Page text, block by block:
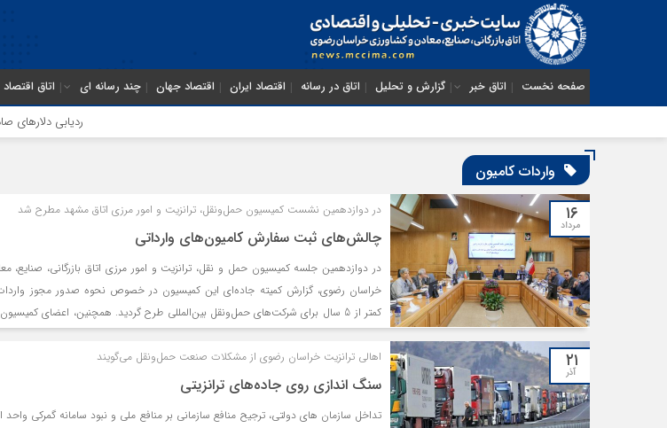
صفحه نخست اتاق خبر گزارش و تحلیل اتاق در رسانه اقتصاد ایران اقتصاد جهان چند رسانه ای اتاق اقتصاد
ردیابی دلارهای
واردات کامیون
۱۶
مرداد
در دوازدهمین نشست کمیسیون حمل‌ونقل، ترانزیت و امور مرزی اتاق مشهد مطرح شد
چالش‌های ثبت سفارش کامیون‌های وارداتی
در دوازدهمین جلسه کمیسیون حمل و نقل، ترانزیت و امور مرزی اتاق بازرگانی، صنایع،
خراسان رضوی، گزارش کمیته جاده‌ای این کمیسیون در خصوص نحوه صدور مجوز واردات
کمتر از 5 سال برای شرکت‌های حمل‌ونقل بین‌المللی طرح گردید. همچنین، اعضای
هیات افغانستانی به مشهد در خصوص نحوه همکاری در حوزه‌های سوخت و ترانزیت، به
پیشنهاد پرداختند.
۲۱
آذر
اهالی ترانزیت خراسان رضوی از مشکلات صنعت حمل‌ونقل می‌گویند
سنگ اندازی روی جاده‌های ترانزیتی
تداخل سازمان های دولتی، ترجیح منافع سازمانی بر منافع ملی و نبود سامانه گمرکی